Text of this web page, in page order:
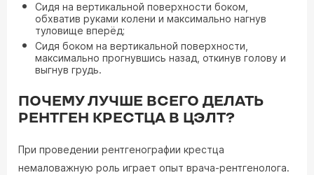
Сидя на вертикальной поверхности боком,
обхватив руками колени и максимально нагнув
туловище вперёд;
Сидя боком на вертикальной поверхности,
максимально прогнувшись назад, откинув голову и
выгнув грудь.
ПОЧЕМУ ЛУЧШЕ ВСЕГО ДЕЛАТЬ
РЕНТГЕН КРЕСТЦА В ЦЭЛТ?
При проведении рентгенографии крестца
немаловажную роль играет опыт врача-рентгенолога.